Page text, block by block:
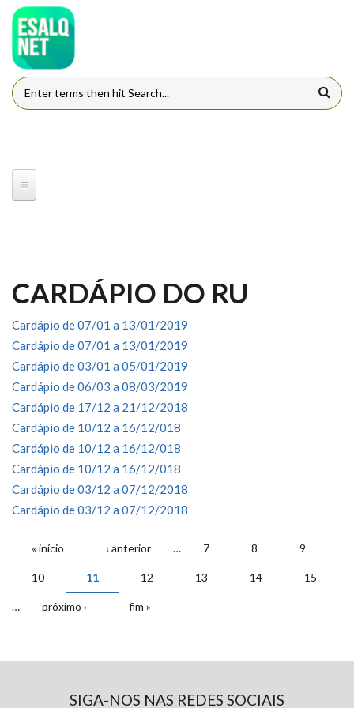
Pular para o conteúdo principal
FORMULÁRIO DE BUSCA
CARDÁPIO DO RU
Cardápio de 07/01 a 13/01/2019
Cardápio de 07/01 a 13/01/2019
Cardápio de 03/01 a 05/01/2019
Cardápio de 06/03 a 08/03/2019
Cardápio de 17/12 a 21/12/2018
Cardápio de 10/12 a 16/12/018
Cardápio de 10/12 a 16/12/018
Cardápio de 10/12 a 16/12/018
Cardápio de 03/12 a 07/12/2018
Cardápio de 03/12 a 07/12/2018
PÁGINAS
« início ‹ anterior … 7 8 9
10 11 12 13 14 15
… próximo › fim »
SIGA-NOS NAS REDES SOCIAIS